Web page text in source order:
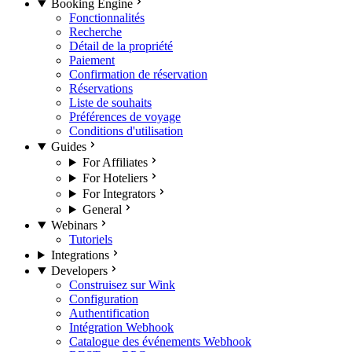
Booking Engine
Fonctionnalités
Recherche
Détail de la propriété
Paiement
Confirmation de réservation
Réservations
Liste de souhaits
Préférences de voyage
Conditions d'utilisation
Guides
For Affiliates
For Hoteliers
For Integrators
General
Webinars
Tutoriels
Integrations
Developers
Construisez sur Wink
Configuration
Authentification
Intégration Webhook
Catalogue des événements Webhook